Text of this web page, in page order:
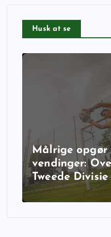
Husk at se
Målrige opgør
vendinger:
Tweede